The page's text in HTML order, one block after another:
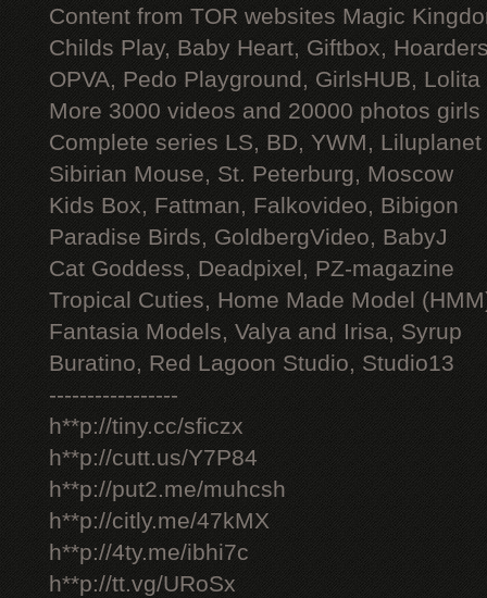
Content from TOR websites Magic
Childs Play, Baby Heart, Giftbox,
OPVA, Pedo Playground, GirlsHUB, Lolita
More 3000 videos and 20000 photos
Complete series LS, BD, YWM, Liluplanet
Sibirian Mouse, St. Peterburg, Moscow
Kids Box, Fattman, Falkovideo, Bibigon
Paradise Birds, GoldbergVideo, BabyJ
Cat Goddess, Deadpixel, PZ-magazine
Tropical Cuties, Home Made Model
Fantasia Models, Valya and Irisa, Syrup
Buratino, Red Lagoon Studio, Studio13
-----------------
h**p://tiny.cc/sficzx
h**p://cutt.us/Y7P84
h**p://put2.me/muhcsh
h**p://citly.me/47kMX
h**p://4ty.me/ibhi7c
h**p://tt.vg/URoSx